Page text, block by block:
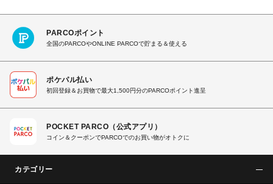
PARCOポイント
全国のPARCOやONLINE PARCOで貯まる＆使える
ポケパル払い
初回登録＆お買物で最大1,500円分のPARCOポイント進呈
POCKET PARCO（公式アプリ）
コイン＆クーポンでPARCOでのお買い物がオトクに
カテゴリー